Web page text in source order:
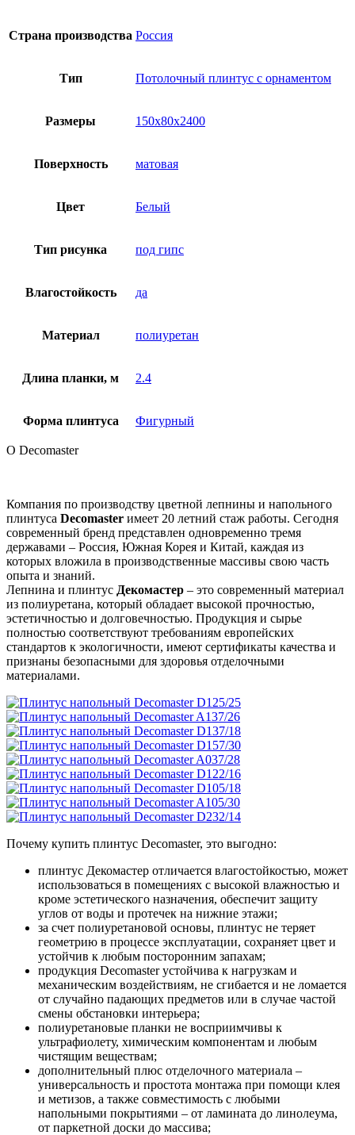
Страна производства Россия
Тип Потолочный плинтус с орнаментом
Размеры 150x80x2400
Поверхность матовая
Цвет Белый
Тип рисунка под гипс
Влагостойкость да
Материал полиуретан
Длина планки, м 2.4
Форма плинтуса Фигурный
О Decomaster
Компания по производству цветной лепнины и напольного
плинтуса Decomaster имеет 20 летний стаж работы. Сегодня
современный бренд представлен одновременно тремя
державами – Россия, Южная Корея и Китай, каждая из
которых вложила в производственные массивы свою часть
опыта и знаний.
Лепнина и плинтус Декомастер – это современный материал
из полиуретана, который обладает высокой прочностью,
эстетичностью и долговечностью. Продукция и сырье
полностью соответствуют требованиям европейских
стандартов к экологичности, имеют сертификаты качества и
признаны безопасными для здоровья отделочными
материалами.
Почему купить плинтус Decomaster, это выгодно:
плинтус Декомастер отличается влагостойкостью, может
использоваться в помещениях с высокой влажностью и
кроме эстетического назначения, обеспечит защиту
углов от воды и протечек на нижние этажи;
за счет полиуретановой основы, плинтус не теряет
геометрию в процессе эксплуатации, сохраняет цвет и
устойчив к любым посторонним запахам;
продукция Decomaster устойчива к нагрузкам и
механическим воздействиям, не сгибается и не ломается
от случайно падающих предметов или в случае частой
смены обстановки интерьера;
полиуретановые планки не восприимчивы к
ультрафиолету, химическим компонентам и любым
чистящим веществам;
дополнительный плюс отделочного материала –
универсальность и простота монтажа при помощи клея
и метизов, а также совместимость с любыми
напольными покрытиями – от ламината до линолеума,
от паркетной доски до массива;